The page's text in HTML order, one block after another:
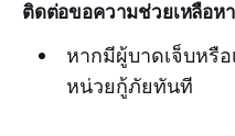
ติดต่อขอความช่วยเหลือห
หากมีผู้บาดเจ็บหรื
หน่วยกู้ภัยทันที